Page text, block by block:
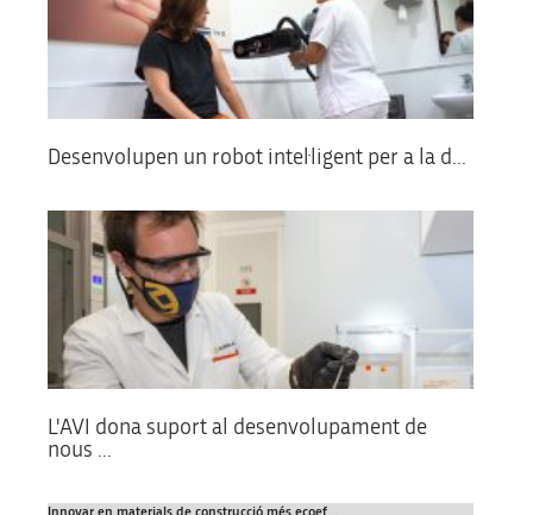
Desenvolupen un robot intel·ligent per a la d...
L'AVI dona suport al desenvolupament de
nous ...
Innovar en materials de construcció més ecoef...